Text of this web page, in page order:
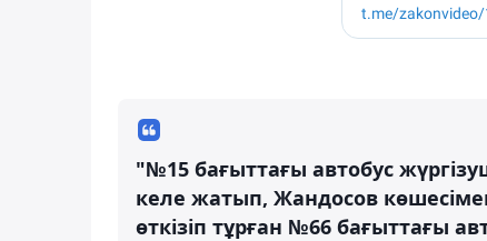
"№15 бағыттағы автобус
келе жатып, Жандосов
өткізіп тұрған №66 бағыттағы